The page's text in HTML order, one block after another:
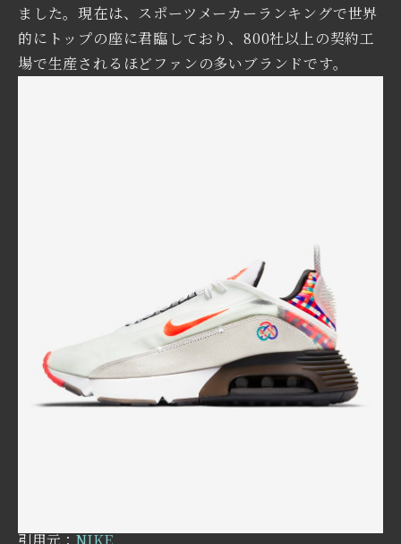
ました。現在は、スポーツメーカーランキングで世界
的にトップの座に君臨しており、800社以上の契約工
場で生産されるほどファンの多いブランドです。